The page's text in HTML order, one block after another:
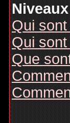
Qui
Qui
Que